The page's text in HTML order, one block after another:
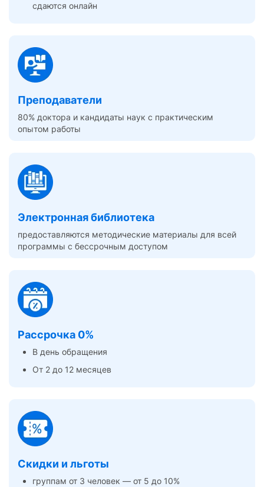
сдаются онлайн
Преподаватели
80% доктора и кандидаты наук с практическим
опытом работы
Электронная библиотека
предоставляются методические материалы для всей
программы с бессрочным доступом
Рассрочка 0%
В день обращения
От 2 до 12 месяцев
Скидки и льготы
группам от 3 человек — от 5 до 10%